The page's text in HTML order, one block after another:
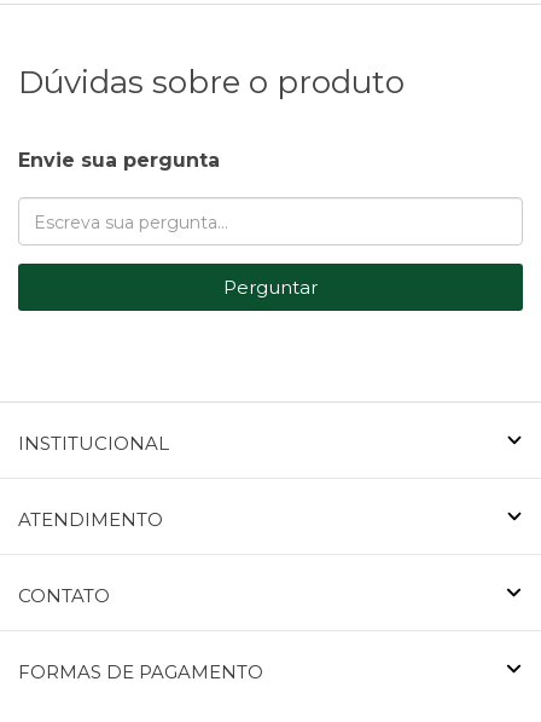
Dúvidas sobre o produto
Envie sua pergunta
Perguntar
INSTITUCIONAL
ATENDIMENTO
CONTATO
FORMAS DE PAGAMENTO